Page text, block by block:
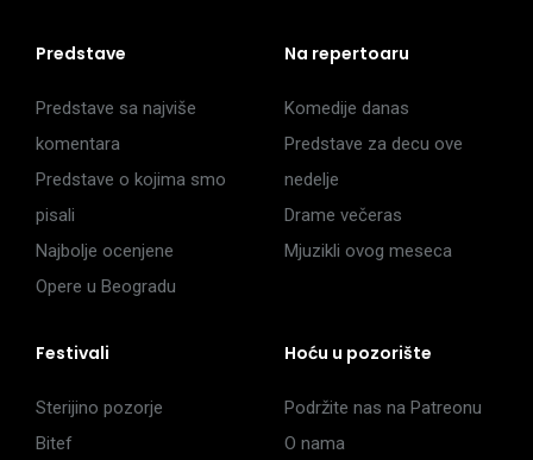
Predstave
Predstave sa najviše
komentara
Predstave o kojima smo
pisali
Najbolje ocenjene
Opere u Beogradu
Na repertoaru
Komedije danas
Predstave za decu ove
nedelje
Drame večeras
Mjuzikli ovog meseca
Festivali
Sterijino pozorje
Bitef
Hoću u pozorište
Podržite nas na Patreonu
O nama